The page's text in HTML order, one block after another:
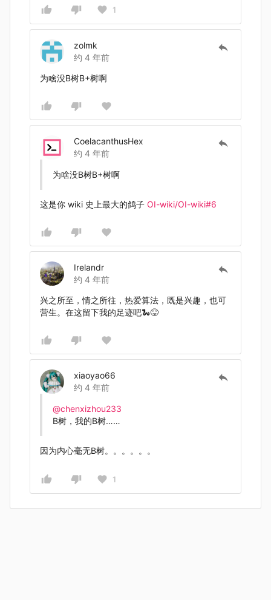
1
zolmk
约 4 年前
为啥没B树B+树啊
CoelacanthusHex
约 4 年前
为啥没B树B+树啊
这是你 wiki 史上最大的鸽子 OI-wiki/OI-wiki#6
Irelandr
约 4 年前
兴之所至，情之所往，热爱算法，既是兴趣，也可
营生。在这留下我的足迹吧🐍😝
xiaoyao66
约 4 年前
@chenxizhou233
B树，我的B树……
因为内心毫无B树。。。。。。
1